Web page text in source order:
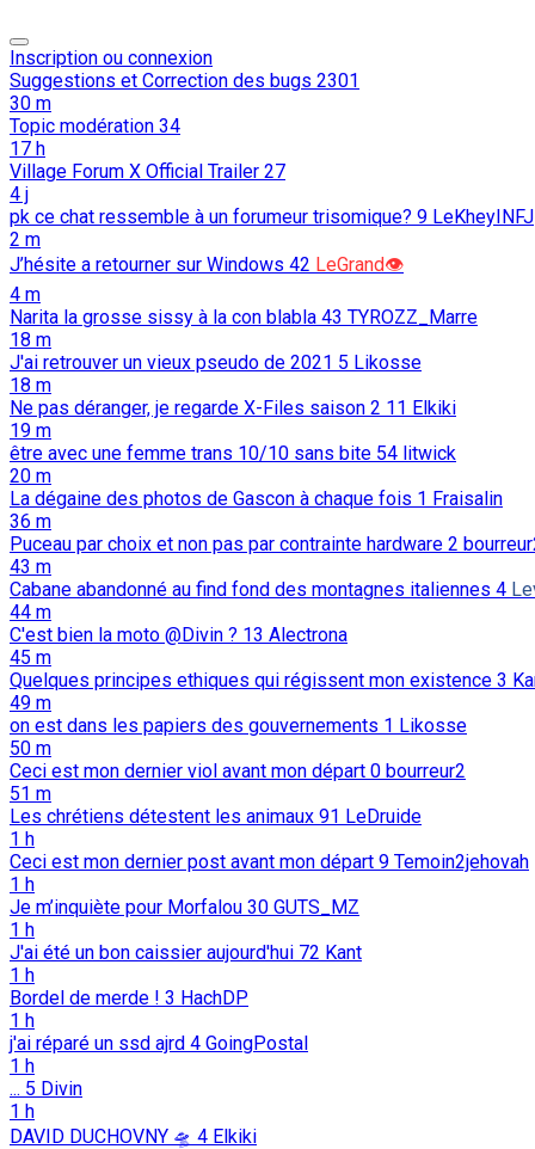
Inscription ou connexion
Suggestions et Correction des bugs 2301
30 m
Topic modération 34
17 h
Village Forum X Official Trailer 27
4 j
pk ce chat ressemble à un forumeur trisomique? 9 LeKheyINFJ
2 m
J’hésite a retourner sur Windows 42 LeGrand👁️
4 m
Narita la grosse sissy à la con blabla 43 TYROZZ_Marre
18 m
J'ai retrouver un vieux pseudo de 2021 5 Likosse
18 m
Ne pas déranger, je regarde X-Files saison 2 11 Elkiki
19 m
être avec une femme trans 10/10 sans bite 54 litwick
20 m
La dégaine des photos de Gascon à chaque fois 1 Fraisalin
36 m
Puceau par choix et non pas par contrainte hardware 2
43 m
Cabane abandonné au find fond des montagnes italiennes 4
44 m
C'est bien la moto @Divin ? 13 Alectrona
45 m
Quelques principes ethiques qui régissent mon existence 3
49 m
on est dans les papiers des gouvernements 1 Likosse
50 m
Ceci est mon dernier viol avant mon départ 0 bourreur2
51 m
Les chrétiens détestent les animaux 91 LeDruide
1 h
Ceci est mon dernier post avant mon départ 9 Temoin2jehovah
1 h
Je m’inquiète pour Morfalou 30 GUTS_MZ
1 h
J'ai été un bon caissier aujourd'hui 72 Kant
1 h
Bordel de merde ! 3 HachDP
1 h
j'ai réparé un ssd ajrd 4 GoingPostal
1 h
... 5 Divin
1 h
DAVID DUCHOVNY 🛸 4 Elkiki